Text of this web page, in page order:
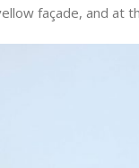
façade, and at